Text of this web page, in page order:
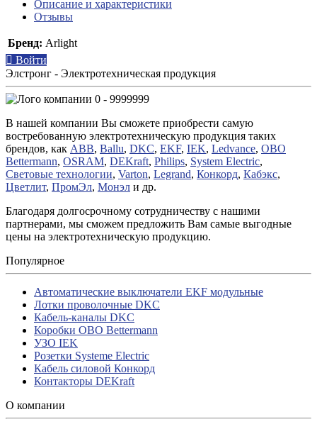
Описание и характеристики
Отзывы
Бренд: Arlight
Войти
Элстронг - Электротехническая продукция
0 - 9999999
В нашей компании Вы сможете приобрести самую
востребованную электротехническую продукция таких
брендов, как ABB, Ballu, DKC, EKF, IEK, Ledvance, OBO
Bettermann, OSRAM, DEKraft, Philips, System Electric,
Световые технологии, Varton, Legrand, Конкорд, Кабэкс,
Цветлит, ПромЭл, Монэл и др.
Благодаря долгосрочному сотрудничеству с нашими
партнерами, мы сможем предложить Вам самые выгодные
цены на электротехническую продукцию.
Популярное
Автоматические выключатели EKF модульные
Лотки проволочные DKC
Кабель-каналы DKC
Коробки OBO Bettermann
УЗО IEK
Розетки Systeme Electric
Кабель силовой Конкорд
Контакторы DEKraft
О компании